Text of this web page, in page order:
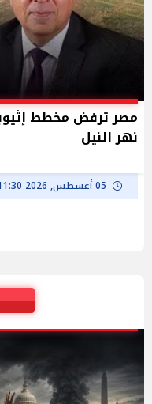
نهر النيل
05 أغسطس, 2026 11:30 م